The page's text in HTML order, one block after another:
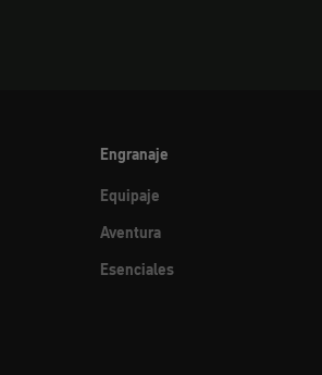
Engranaje
Equipaje
Aventura
Esenciales